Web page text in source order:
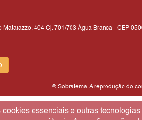
Matarazzo, 404 Cj. 701/703 Água Branca - CEP
© Sobratema. A reprodução do
cookies essenciais e outras